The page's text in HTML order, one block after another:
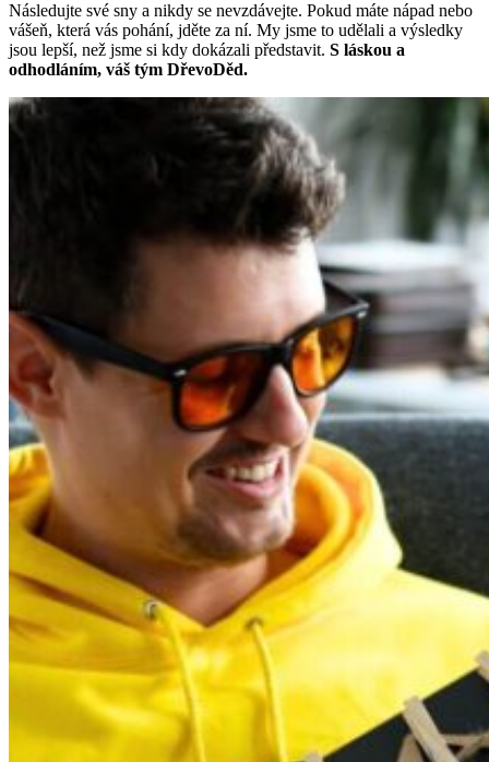
Následujte své sny a nikdy se nevzdávejte. Pokud máte nápad nebo
vášeň, která vás pohání, jděte za ní. My jsme to udělali a výsledky
jsou lepší, než jsme si kdy dokázali představit. S láskou a
odhodláním, váš tým DřevoDěd.